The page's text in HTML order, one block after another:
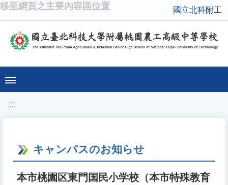
移至網頁之主要內容區位置 國立北科附工
:::
キャンパスのお知らせ
本市桃園区東門国民小学校（本市特殊教育